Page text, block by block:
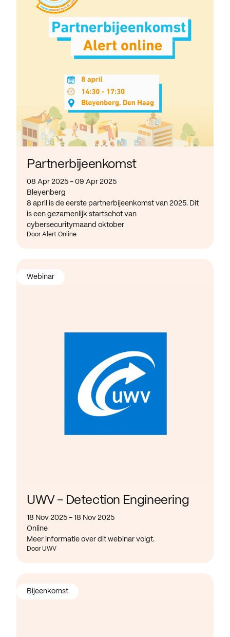
Partnerbijeenkomst
08 Apr 2025 - 09 Apr 2025
Bleyenberg
8 april is de eerste partnerbijeenkomst van 2025. Dit
is een gezamenlijk startschot van
cybersecuritymaand oktober
Door Alert Online
UWV - Detection Engineering
18 Nov 2025 - 18 Nov 2025
Online
Meer informatie over dit webinar volgt.
Door UWV
Webinar
Bijeenkomst